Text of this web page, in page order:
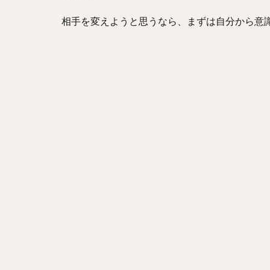
相手を変えようと思うなら、まずは自分から意